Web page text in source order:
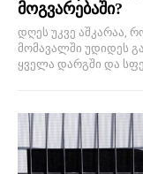
მოგვარებაში?
დღეს უკვე აშკარაა,
მომავალში უდიდეს
ყველა დარგში და